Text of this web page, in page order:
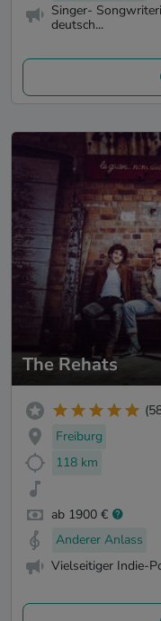
Singer-
deutsch...
The Rehats
Freiburg
118 km
ab 1900 €
Anderer Anlass
Vielseitiger Indie-